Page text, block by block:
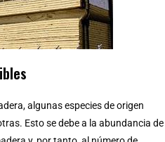
algunas especies de origen
Esto se debe a la abundancia de